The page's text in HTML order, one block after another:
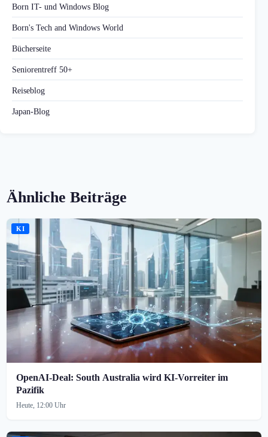
Born IT- und Windows Blog
Born's Tech and Windows World
Bücherseite
Seniorentreff 50+
Reiseblog
Japan-Blog
Ähnliche Beiträge
KI
OpenAI-Deal: South Australia wird KI-Vorreiter im
Pazifik
Heute, 12:00 Uhr